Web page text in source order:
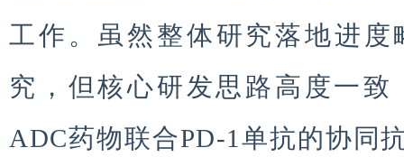
工作。虽然整体研究落地进
究，但核心研发思路高度一
ADC药物联合PD-1单抗的协同